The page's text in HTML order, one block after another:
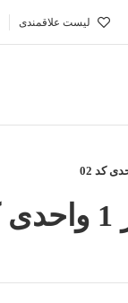
لیست علاقمندی